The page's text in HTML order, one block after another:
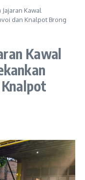
Kawal
dan Knalpot Brong
Kawal